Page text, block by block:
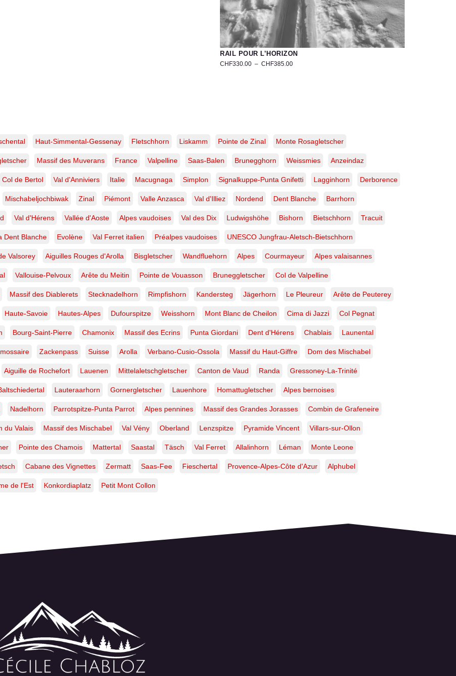
RAIL POUR L’HORIZON
CHF330.00 – CHF385.00
la
–
suisses
Tirage
Haut-Simmental-Gessenay Fletschhorn Liskamm Pointe de Zinal Monte Rosagletscher
Massif des Muverans France Valpelline Saas-Balen Brunegghorn Weissmies Anzeindaz
Col de Bertol Val d'Anniviers Italie Macugnaga Simplon Signalkuppe-Punta Gnifetti Lagginhorn Derborence
Mischabeljochbiwak Zinal Piémont Valle Anzasca Val d'Illiez Nordend Dent Blanche Barrhorn
Val d'Hérens Vallée d'Aoste Alpes vaudoises Val des Dix Ludwigshöhe Bishorn Bietschhorn Tracuit
Dent Blanche Evolène Val Ferret italien Préalpes vaudoises UNESCO Jungfrau-Aletsch-Bietschhorn
Valsorey Aiguilles Rouges d'Arolla Bisgletscher Wandfluehorn Alpes Courmayeur Alpes valaisannes
Vallouise-Pelvoux Arête du Meitin Pointe de Vouasson Bruneggletscher Col de Valpelline
Massif des Diablerets Stecknadelhorn Rimpfishorn Kandersteg Jägerhorn Le Pleureur Arête de Peuterey
Haute-Savoie Hautes-Alpes Dufourspitze Weisshorn Mont Blanc de Cheilon Cima di Jazzi Col Pegnat
Bourg-Saint-Pierre Chamonix Massif des Ecrins Punta Giordani Dent d'Hérens Chablais Launental
Zackenpass Suisse Arolla Verbano-Cusio-Ossola Massif du Haut-Giffre Dom des Mischabel
Aiguille de Rochefort Lauenen Mittelaletschgletscher Canton de Vaud Randa Gressoney-La-Trinité
Lauteraarhorn Gornergletscher Lauenhore Homattugletscher Alpes bernoises
Nadelhorn Parrotspitze-Punta Parrot Alpes pennines Massif des Grandes Jorasses Combin de Grafeneire
du Valais Massif des Mischabel Val Vény Oberland Lenzspitze Pyramide Vincent Villars-sur-Ollon
Pointe des Chamois Mattertal Saastal Täsch Val Ferret Allalinhorn Léman Monte Leone
Cabane des Vignettes Zermatt Saas-Fee Fieschertal Provence-Alpes-Côte d'Azur Alphubel
de l'Est Konkordiaplatz Petit Mont Collon